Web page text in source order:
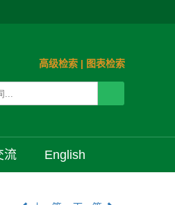
高级检索 | 图表检索
流 English